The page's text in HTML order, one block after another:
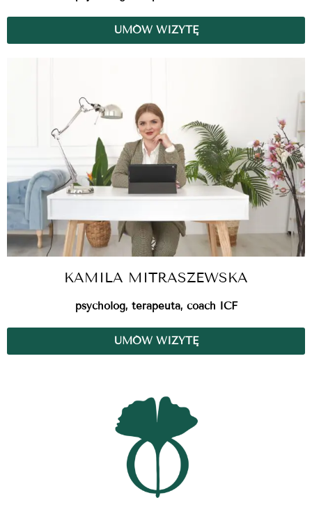
UMÓW WIZYTĘ
KAMILA MITRASZEWSKA
psycholog, terapeuta, coach ICF
UMÓW WIZYTĘ